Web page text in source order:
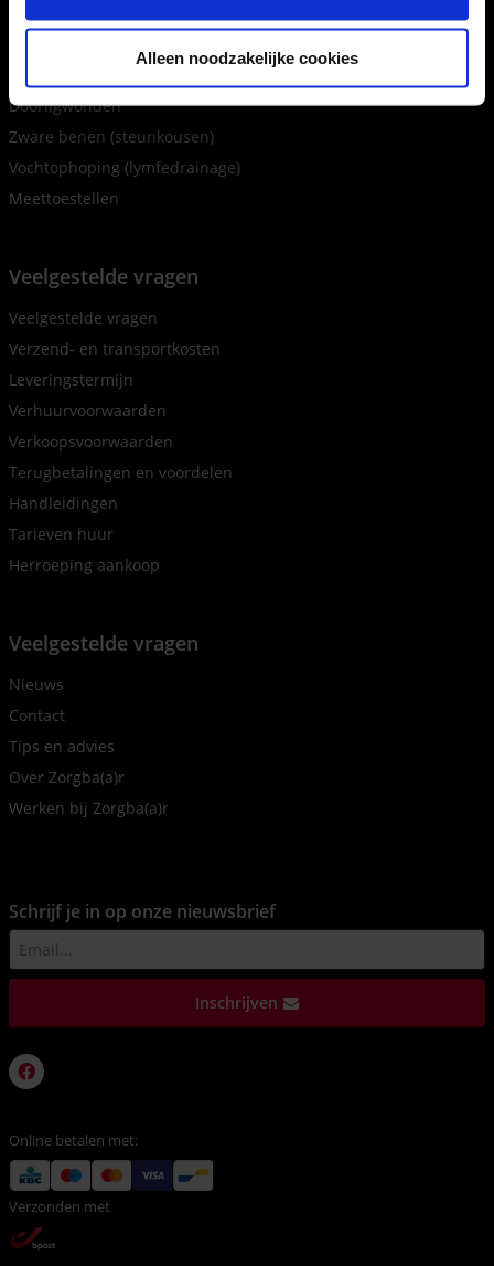
Alleen noodzakelijke cookies
Terugbetaling rolstoel, rollator, scooter
Doorligwonden
Zware benen (steunkousen)
Vochtophoping (lymfedrainage)
Meettoestellen
Veelgestelde vragen
Veelgestelde vragen
Verzend- en transportkosten
Leveringstermijn
Verhuurvoorwaarden
Verkoopsvoorwaarden
Terugbetalingen en voordelen
Handleidingen
Tarieven huur
Herroeping aankoop
Veelgestelde vragen
Nieuws
Contact
Tips en advies
Over Zorgba(a)r
Werken bij Zorgba(a)r
Schrijf je in op onze nieuwsbrief
Inschrijven
Online betalen met:
Verzonden met